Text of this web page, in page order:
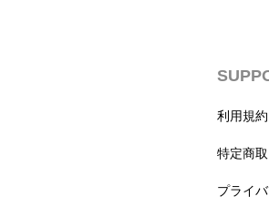
利用規約
特定商
プライ